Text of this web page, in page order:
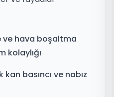
hava boşaltma
kolaylığı
basıncı ve nabız